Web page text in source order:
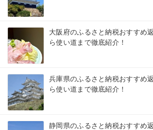
大阪府のふるさと納税おすすめ
ら使い道まで徹底紹介！
兵庫県のふるさと納税おすすめ
ら使い道まで徹底紹介！
静岡県のふるさと納税おすすめ